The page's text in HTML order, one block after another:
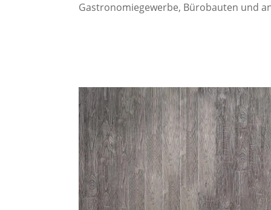
Gastronomiegewerbe, Bürobauten und